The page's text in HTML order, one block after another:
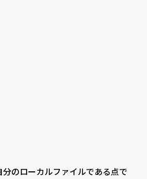
のローカルファイルである点で